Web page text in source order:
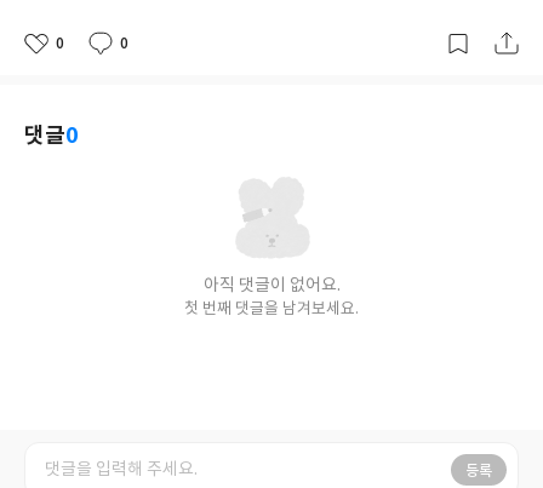
좋
0
댓
0
작
댓글0
아직 댓글이 없어요.
첫 번째 댓글을 남겨보세요.
등록